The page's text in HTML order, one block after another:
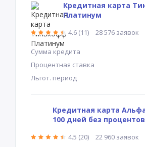
Кредитная карта
Платинум
4.6 (11) 28 576 заявок
Сумма кредита
Процентная ставка
Льгот. период
Кредитная карта
100 дней без процентов
4.5 (20) 22 960 заявок